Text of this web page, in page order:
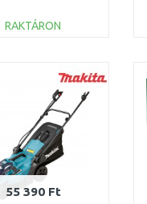
RAKTÁRON
Összehasonlítás
55 390 Ft